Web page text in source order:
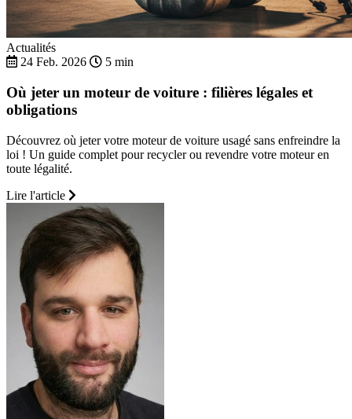
Actualités
24 Feb. 2026
5 min
Où jeter un moteur de voiture : filières légales et
obligations
Découvrez où jeter votre moteur de voiture usagé sans enfreindre la
loi ! Un guide complet pour recycler ou revendre votre moteur en
toute légalité.
Lire l'article